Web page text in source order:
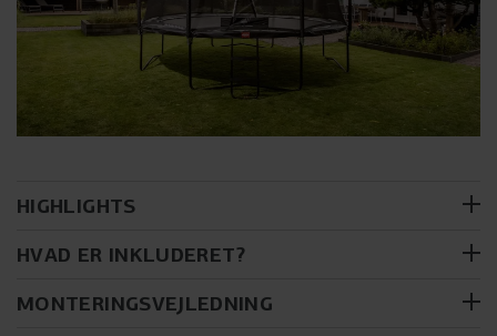
HIGHLIGHTS
HVAD ER INKLUDERET?
MONTERINGSVEJLEDNING